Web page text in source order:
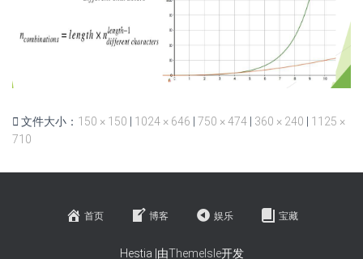
文件大小： 150 × 150 1024 × 646 750 × 474 360 × 240
1125 ×
710
首页 博客 娱乐 宝藏
Hestia |由ThemeIsle开发